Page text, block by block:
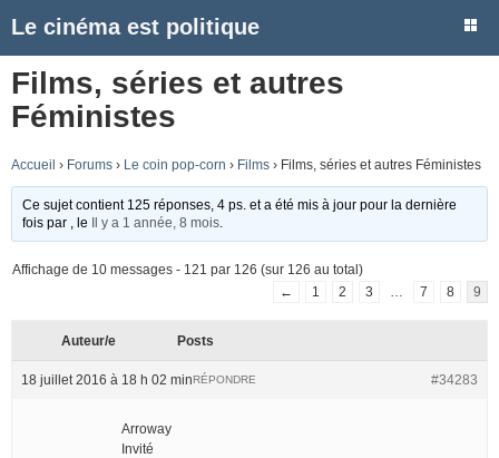
Le cinéma est politique
Films, séries et autres
Féministes
Accueil › Forums › Le coin pop-corn › Films › Films, séries et autres Féministes
Ce sujet contient 125 réponses, 4 ps. et a été mis à jour pour la dernière
fois par
, le Il y a 1 année, 8 mois
Affichage de 10 messages - 121 par 126 (sur 126 au total)
←
1 2 3 7 8 9
Auteur/e Posts
18 juillet 2016 à 18 h 02 min #34283
RÉPONDRE
Arroway
Invité